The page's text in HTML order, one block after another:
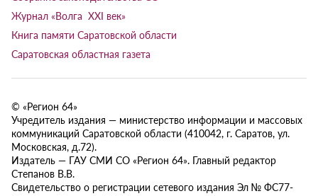
Журнал «Волга XXI век»
Книга памяти Саратовской области
Саратовская областная газета
© «Регион 64»
Учредитель издания — министерство информации и массовых
коммуникаций Саратовской области (410042, г. Саратов, ул.
Московская, д.72).
Издатель — ГАУ СМИ СО «Регион 64». Главный редактор
Степанов В.В.
Свидетельство о регистрации сетевого издания Эл № ФС77-